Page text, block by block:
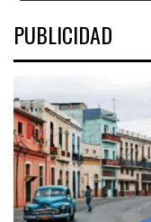
PUBLICIDAD